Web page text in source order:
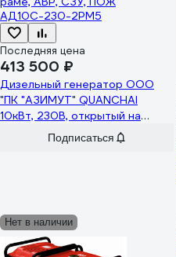
Последняя цена
413 500 ₽
Дизельный генератор ООО
"ПК "АЗИМУТ" QUANCHAI
10кВт, 230В, открытый на
раме, АВР, СЗУ, ПОЖ
АД10С-230-2РМ5
Подписаться
Нет в наличии